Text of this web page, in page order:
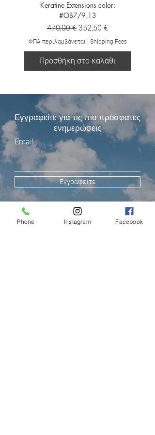
Keratine Extensions color:
#OB7/9.13
Κανονική τιμή
470,00 € Τιμή Έκπτωσης
352,50 €
ΦΠΑ περιλαμβάνεται| Shipping Fees
Προσθήκη στο καλάθι
Εγγραφείτε για τις πιο πρόσφατες
ενημερώσεις
Email
Εγγραφείτε
Phone Instagram Facebook